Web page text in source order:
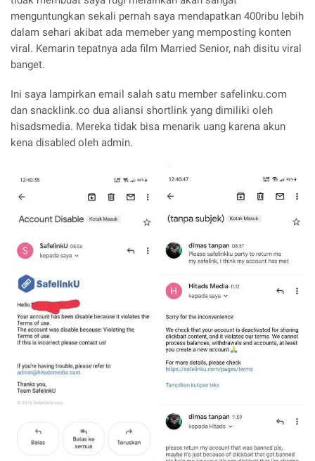
menguntungkan sekali pernah saya mendapatkan 400ribu lebih
dalam sehari akibat ada memeber yang memposting konten
viral. Kemarin tepatnya ada film Married Senior, nah disitu viral
banget.
Ini saya lampirkan email salah satu member safelinku.com
dan snacklink.co dua aliansi shortlink yang dimiliki oleh
hisadsmedia. Mereka tidak bisa menarik uang karena akun
kena disabled oleh admin.